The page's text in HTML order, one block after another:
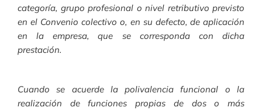
categoría, grupo profesional o nivel retributivo previsto
en el Convenio colectivo o, en su defecto, de aplicación
en la empresa, que se corresponda con dicha
prestación.
Cuando se acuerde la polivalencia funcional o la
realización de funciones propias de dos o más